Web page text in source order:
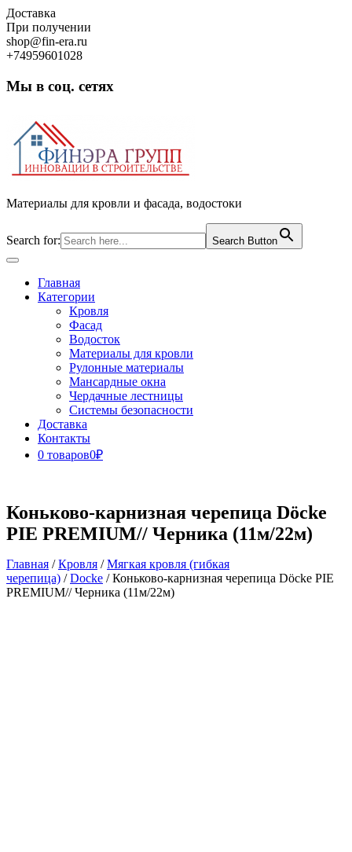
Skip
to
content
Доставка
При получении
shop@fin-era.ru
+74959601028
Мы в соц. сетях
Материалы для кровли и фасада, водостоки
Search for: Search Button
Open
ButtonГлавная
Категории
Кровля
Фасад
Водосток
Материалы для кровли
Рулонные материалы
Мансардные окна
Чердачные лестницы
Системы безопасности
Доставка
Контакты
0 товаров0₽
Коньково-карнизная черепица Döcke
PIE PREMIUM// Черника (11м/22м)
Главная /Кровля /Мягкая кровля (гибкая
черепица) /Docke / Коньково-карнизная черепица Döcke PIE
PREMIUM// Черника (11м/22м)